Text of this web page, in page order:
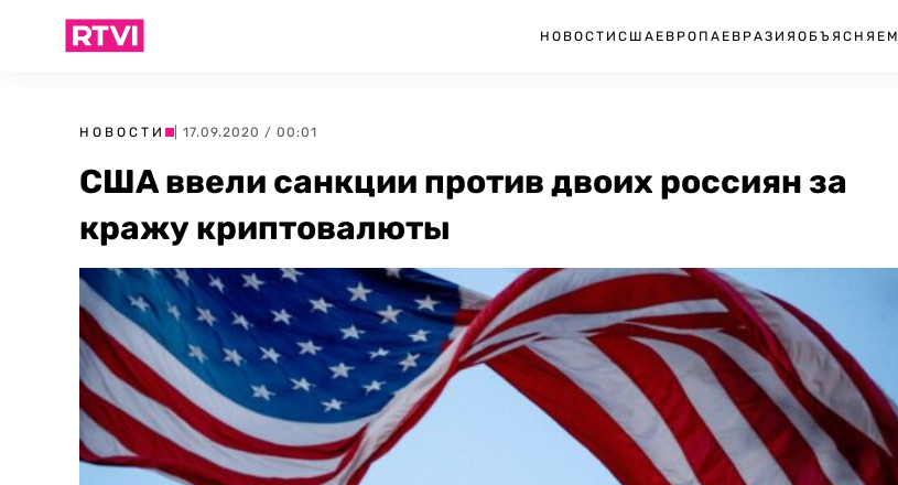
НОВОСТИ США ЕВРОПА ЕВРАЗИЯ ОБЪЯСНЯЕМ
НОВОСТИ | 17.09.2020 / 00:01
США ввели санкции против двоих россиян за
кражу криптовалюты